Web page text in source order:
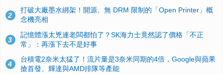
2
打破大廠墨水綁架！開源、無 DRM 限制的「Open Printer」概
念機亮相
3
記憶體漲太兇連老闆都怕了？SK海力士竟然認了價格「不正
常」：再漲下去不是好事
4
台積電2奈米太猛了！流片量是3奈米同期的4倍，Google與蘋果
搶首發、輝達與AMD排隊等產能